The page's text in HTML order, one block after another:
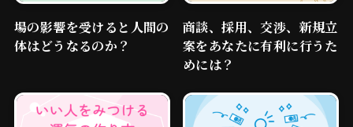
場の影響を受けると人間の
体はどうなるのか？
商談、採用、交渉、新規立
案をあなたに有利に行うた
めには？